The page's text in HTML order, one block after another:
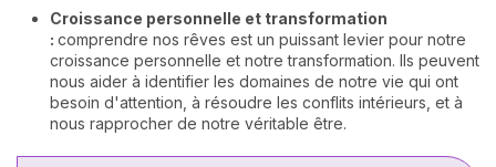
Croissance personnelle et transformation
: comprendre nos rêves est un puissant levier pour notre
croissance personnelle et notre transformation. Ils peuvent
nous aider à identifier les domaines de notre vie qui ont
besoin d'attention, à résoudre les conflits intérieurs, et à
nous rapprocher de notre véritable être.